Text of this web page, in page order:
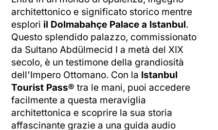
architettonico e significato storico mentre
esplori il Dolmabahçe Palace a Istanbul.
Questo splendido palazzo, commissionato
da Sultano Abdülmecid I a metà del XIX
secolo, è un testimone della grandiosità
dell'Impero Ottomano. Con la Istanbul
Tourist Pass® tra le mani, puoi accedere
facilmente a questa meraviglia
architettonica e scoprire la sua storia
affascinante grazie a una guida audio